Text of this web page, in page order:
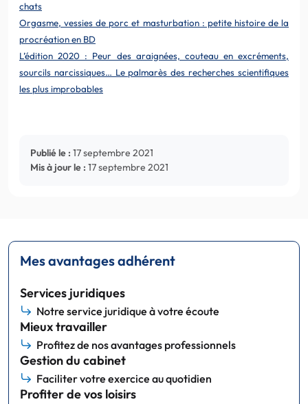
chats
Orgasme, vessies de porc et masturbation : petite histoire de la
procréation en BD
L’édition 2020 : Peur des araignées, couteau en excréments,
sourcils narcissiques… Le palmarès des recherches scientifiques
les plus improbables
Publié le : 17 septembre 2021
Mis à jour le : 17 septembre 2021
Mes avantages adhérent
Services juridiques
Notre service juridique à votre écoute
Mieux travailler
Profitez de nos avantages professionnels
Gestion du cabinet
Faciliter votre exercice au quotidien
Profiter de vos loisirs